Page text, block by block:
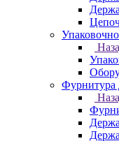
Фурнитура